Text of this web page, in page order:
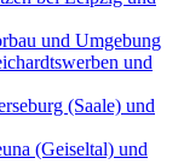
und Umgebung
und
(Saale) und
(Geiseltal) und